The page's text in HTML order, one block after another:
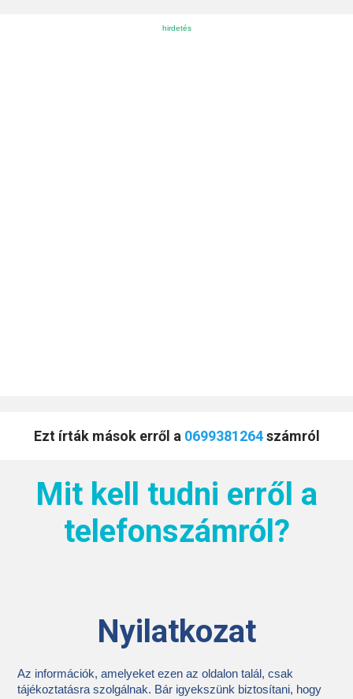
Ezt írták mások erről a 0699381264számról
Mit kell tudni erről a
telefonszámról?
Nyilatkozat
Az információk, amelyeket ezen az oldalon talál, csak
tájékoztatásra szolgálnak. Bár igyekszünk biztosítani, hogy